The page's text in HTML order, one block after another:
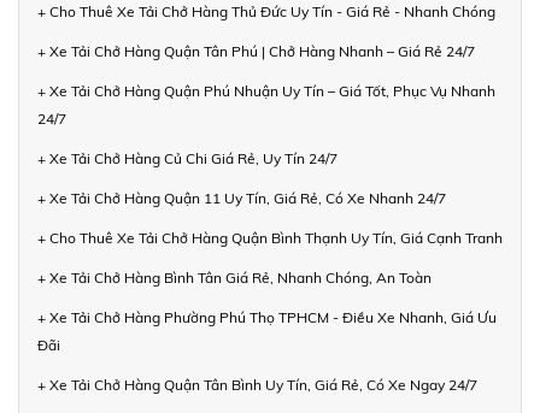
+ Cho Thuê Xe Tải Chở Hàng Thủ Đức Uy Tín - Giá Rẻ - Nhanh Chóng
+ Xe Tải Chở Hàng Quận Tân Phú | Chở Hàng Nhanh – Giá Rẻ 24/7
+ Xe Tải Chở Hàng Quận Phú Nhuận Uy Tín – Giá Tốt, Phục Vụ Nhanh
24/7
+ Xe Tải Chở Hàng Củ Chi Giá Rẻ, Uy Tín 24/7
+ Xe Tải Chở Hàng Quận 11 Uy Tín, Giá Rẻ, Có Xe Nhanh 24/7
+ Cho Thuê Xe Tải Chở Hàng Quận Bình Thạnh Uy Tín, Giá Cạnh Tranh
+ Xe Tải Chở Hàng Bình Tân Giá Rẻ, Nhanh Chóng, An Toàn
+ Xe Tải Chở Hàng Phường Phú Thọ TPHCM - Điều Xe Nhanh, Giá Ưu
Đãi
+ Xe Tải Chở Hàng Quận Tân Bình Uy Tín, Giá Rẻ, Có Xe Ngay 24/7